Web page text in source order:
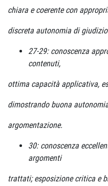
chiara e coerente con
discreta autonomia di
27-29: conoscenza
contenuti,
ottima capacità applicativa,
dimostrando buona
argomentazione.
30: conoscenza
argomenti
trattati; esposizione critica e